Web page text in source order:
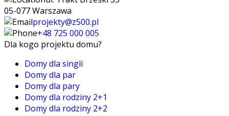
05-077 Warszawa
projekty@z500.pl
+48 725 000 005
Dla kogo projektu domu?
Domy dla singli
Domy dla par
Domy dla pary
Domy dla rodziny 2+1
Domy dla rodziny 2+2